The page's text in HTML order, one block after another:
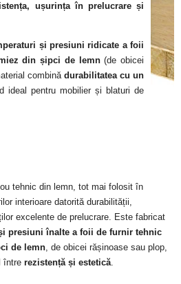
ușurința în prelucrare și
și presiuni ridicate a foii
din șipci de lemn(de obicei
combină durabilitatea cu un
ideal pentru mobilier și blaturi de
tehnic din lemn, tot mai folosit în
interioare datorită durabilității,
excelente de prelucrare. Este fabricat
presiuni înalte a foii de furnir tehnic
de lemn, de obicei rășinoase sau plop,
între rezistență și estetică.